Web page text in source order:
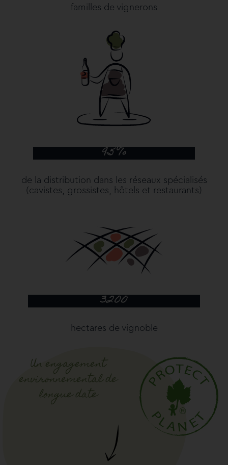
familles de vignerons
95%
de la distribution dans les réseaux spécialisés
(cavistes, grossistes, hôtels et restaurants)
3200
hectares de vignoble
Un engagement
environnemental de
longue date